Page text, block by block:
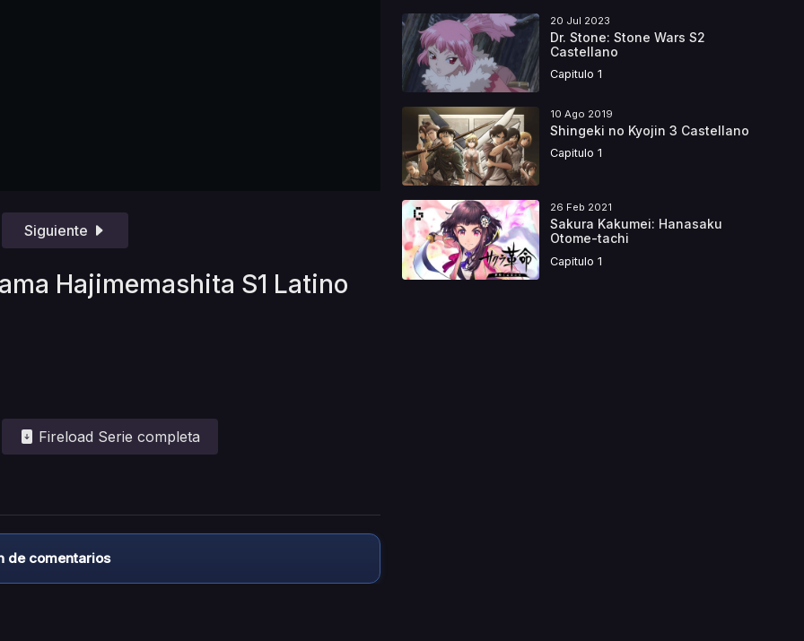
Siguiente
Hajimemashita S1 Latino
Fireload Serie completa
de comentarios
20 Jul 2023
Dr. Stone: Stone Wars S2
Castellano
Capitulo 1
10 Ago 2019
Shingeki no Kyojin 3 Castellano
Capitulo 1
26 Feb 2021
Sakura Kakumei: Hanasaku
Otome-tachi
Capitulo 1